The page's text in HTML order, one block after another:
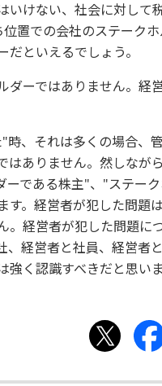
いけない、社会に対して
置での会社のステーク
といえるでしょう。
ダーではありません。経
時、それは多くの場合、
はありません。然しな
である株主"、"ステー
す。経営者が犯した問題
。経営者が犯した問題に
、経営者と社員、経営者
く認識すべきだと思いま